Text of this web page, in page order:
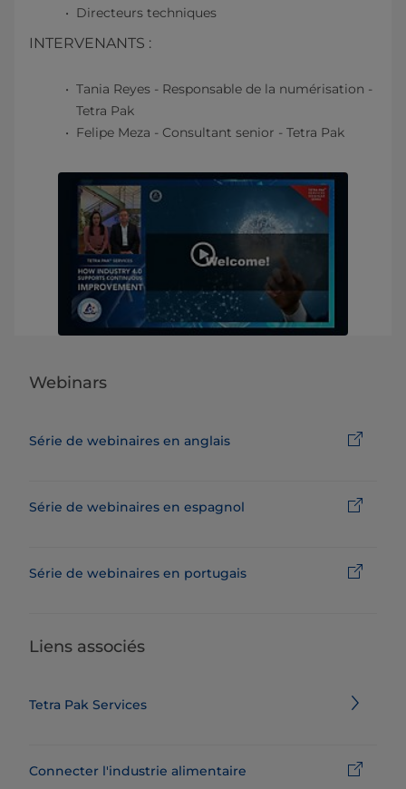
Directeurs techniques​
INTERVENANTS :
Tania Reyes - Responsable de la numérisation -
Tetra Pak
Felipe Meza - Consultant senior - Tetra Pak​
Webinars
Série de webinaires en anglais
Série de webinaires en espagnol
Série de webinaires en portugais
Liens associés
Tetra Pak Services
Connecter l'industrie alimentaire